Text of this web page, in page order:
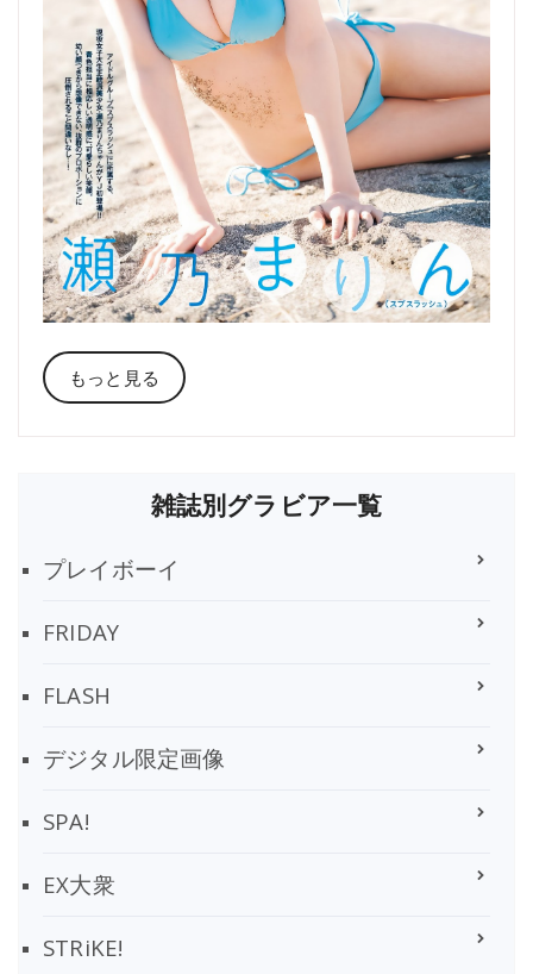
もっと見る
雑誌別グラビア一覧
プレイボーイ
FRIDAY
FLASH
デジタル限定画像
SPA!
EX大衆
STRiKE!